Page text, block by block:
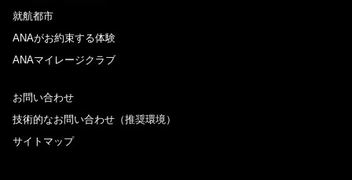
就航都市
ANAがお約束する体験
ANAマイレージクラブ
お問い合わせ
技術的なお問い合わせ（推奨環境）
サイトマップ